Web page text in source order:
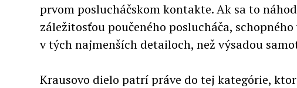
prvom poslucháčskom kontakte. Ak sa to
záležitosťou poučeného poslucháča,
v tých najmenších detailoch, než výsadou
Krausovo dielo patrí práve do tej kategórie,